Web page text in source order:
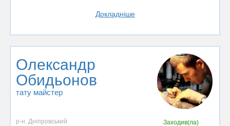
Докладніше
Олександр
Обидьонов
тату майстер
р-н. Дніпровський
Заходив(ла)